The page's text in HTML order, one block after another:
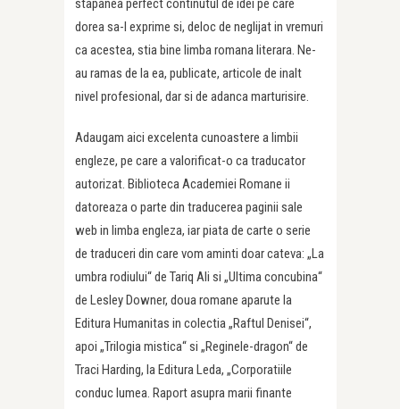
stapanea perfect continutul de idei pe care
dorea sa-l exprime si, deloc de neglijat in vremuri
ca acestea, stia bine limba romana literara. Ne-
au ramas de la ea, publicate, articole de inalt
nivel profesional, dar si de adanca marturisire.
Adaugam aici excelenta cunoastere a limbii
engleze, pe care a valorificat-o ca traducator
autorizat. Biblioteca Academiei Romane ii
datoreaza o parte din traducerea paginii sale
web in limba engleza, iar piata de carte o serie
de traduceri din care vom aminti doar cateva: „La
umbra rodiului“ de Tariq Ali si „Ultima concubina“
de Lesley Downer, doua romane aparute la
Editura Humanitas in colectia „Raftul Denisei“,
apoi „Trilogia mistica“ si „Reginele-dragon“ de
Traci Harding, la Editura Leda, „Corporatiile
conduc lumea. Raport asupra marii finante